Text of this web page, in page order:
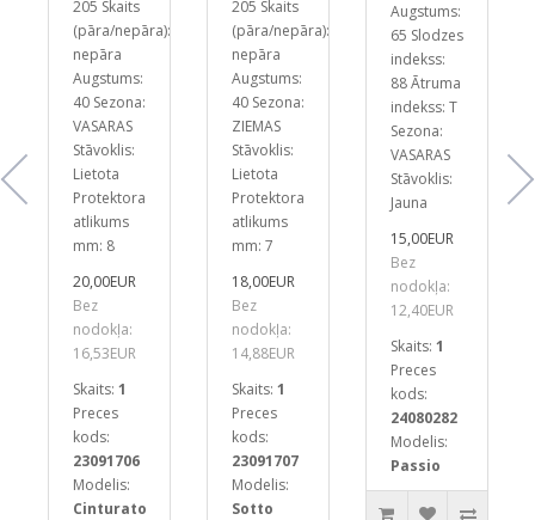
205 Skaits
(pāra/nepāra):
nepāra
Augstums:
40 Sezona:
VASARAS
Stāvoklis:
Lietota
Protektora
atlikums
mm: 8
20,00EUR
Bez
nodokļa:
16,53EUR
Skaits: 1
Preces
kods:
23091706
Modelis:
Cinturato
205 Skaits
(pāra/nepāra):
nepāra
Augstums:
40 Sezona:
ZIEMAS
Stāvoklis:
Lietota
Protektora
atlikums
mm: 7
18,00EUR
Bez
nodokļa:
14,88EUR
Skaits: 1
Preces
kods:
23091707
Modelis:
Sotto
Augstums:
65 Slodzes
indekss:
88Ātruma
indekss: T
Sezona:
VASARAS
Stāvoklis:
Jauna
15,00EUR
Bez
nodokļa:
12,40EUR
Skaits: 1
Preces
kods:
24080282
Modelis:
Passio